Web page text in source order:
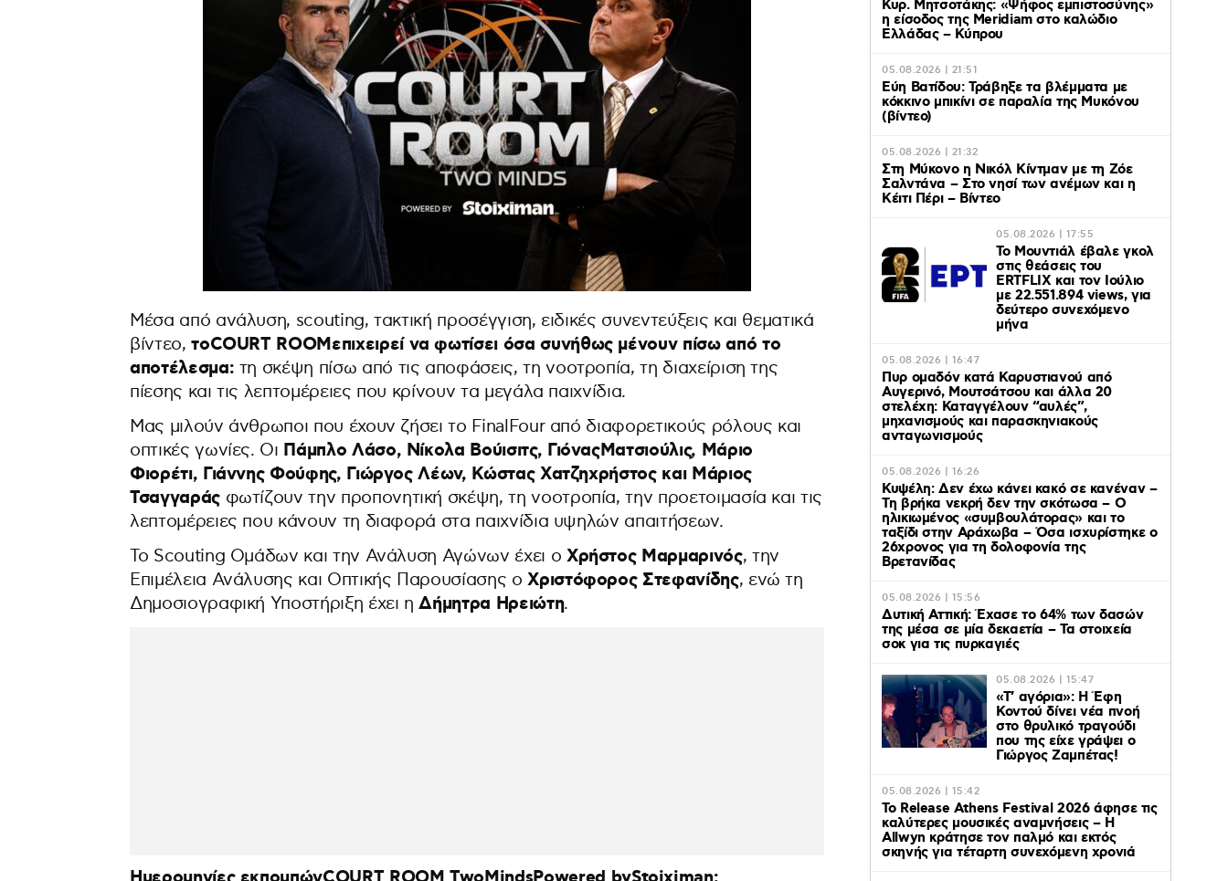
Μέσα από ανάλυση, scouting, τακτική προσέγγιση, ειδικές συνεντεύξεις και θεματικά
βίντεο,τοCOURT ROOMεπιχειρεί να φωτίσει όσα συνήθως μένουν πίσω από το
αποτέλεσμα: τη σκέψη πίσω από τις αποφάσεις, τη νοοτροπία, τη διαχείριση της
πίεσης και τις λεπτομέρειες που κρίνουν τα μεγάλα παιχνίδια.
Μας μιλούν άνθρωποι που έχουν ζήσει το FinalFour από διαφορετικούς ρόλους και
οπτικές γωνίες. Οι Πάμπλο Λάσο, Νίκολα Βούισιτς, ΓιόναςΜατσιούλις, Μάριο
Φιορέτι, Γιάννης Φούφης, Γιώργος Λέων, Κώστας Χατζηχρήστος και Μάριος
Τσαγγαράςφωτίζουν την προπονητική σκέψη, τη νοοτροπία, την προετοιμασία και τις
λεπτομέρειες που κάνουν τη διαφορά στα παιχνίδια υψηλών απαιτήσεων.
Το Scouting Ομάδων και την Ανάλυση Αγώνων έχει ο Χρήστος Μαρμαρινός, την
Επιμέλεια Ανάλυσης και Οπτικής Παρουσίασης οΧριστόφορος Στεφανίδης, ενώ τη
Δημοσιογραφική Υποστήριξη έχει ηΔήμητρα Ηρειώτη.
Κυρ. Μητσοτάκης: «Ψήφος εμπιστοσύνης»
η είσοδος της Meridiam στο καλώδιο
Ελλάδας – Κύπρου
05.08.2026 | 21:51
Εύη Βατίδου: Τράβηξε τα βλέμματα με
κόκκινο μπικίνι σε παραλία της Μυκόνου
(βίντεο)
05.08.2026 | 21:32
Στη Μύκονο η Νικόλ Κίντμαν με τη Ζόε
Σαλντάνα – Στο νησί των ανέμων και η
Κέιτι Πέρι – Βίντεο
05.08.2026 | 17:55
Το Μουντιάλ έβαλε γκολ
στις θεάσεις του
ERTFLIX και τον Ιούλιο
με 22.551.894 views, για
δεύτερο συνεχόμενο
μήνα
05.08.2026 | 16:47
Πυρ ομαδόν κατά Καρυστιανού από
Αυγερινό, Μουτσάτσου και άλλα 20
στελέχη: Καταγγέλουν “αυλές”,
μηχανισμούς και παρασκηνιακούς
ανταγωνισμούς
05.08.2026 | 16:26
Κυψέλη: Δεν έχω κάνει κακό σε κανέναν –
Τη βρήκα νεκρή δεν την σκότωσα – Ο
ηλικιωμένος «συμβουλάτορας» και το
ταξίδι στην Αράχωβα – Όσα ισχυρίστηκε ο
26χρονος για τη δολοφονία της
Βρετανίδας
05.08.2026 | 15:56
Δυτική Αττική: Έχασε το 64% των δασών
της μέσα σε μία δεκαετία – Τα στοιχεία
σοκ για τις πυρκαγιές
05.08.2026 | 15:47
«Τ’ αγόρια»: Η Έφη
Κοντού δίνει νέα πνοή
στο θρυλικό τραγούδι
που της είχε γράψει ο
Γιώργος Ζαμπέτας!
05.08.2026 | 15:42
Το Release Athens Festival 2026 άφησε τις
καλύτερες μουσικές αναμνήσεις – Η
Allwyn κράτησε τον παλμό και εκτός
σκηνής για τέταρτη συνεχόμενη χρονιά